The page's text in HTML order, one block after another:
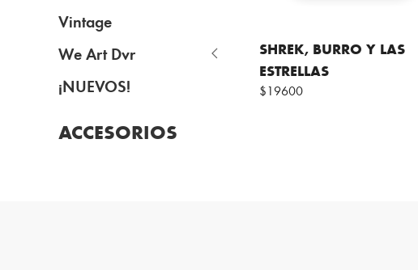
SHREK, BURRO Y LAS
ESTRELLAS
$19600
Vintage
We Art Dvr
¡NUEVOS!
ACCESORIOS